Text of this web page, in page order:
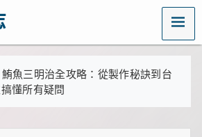
MENU
鮪魚三明治全攻略：從製作秘訣到台
懂所有疑問